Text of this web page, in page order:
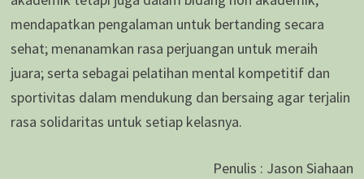
mendapatkan pengalaman untuk bertanding secara
sehat; menanamkan rasa perjuangan untuk meraih
juara; serta sebagai pelatihan mental kompetitif dan
sportivitas dalam mendukung dan bersaing agar terjalin
rasa solidaritas untuk setiap kelasnya.
Penulis : Jason Siahaan